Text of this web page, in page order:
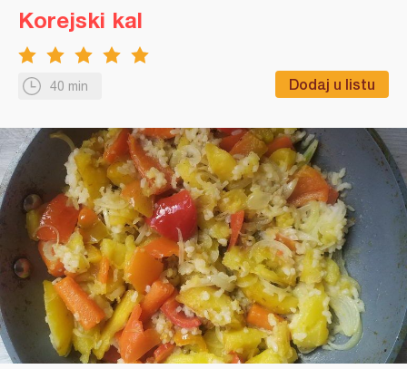
40 min Dodaj u listu
Korejski kal